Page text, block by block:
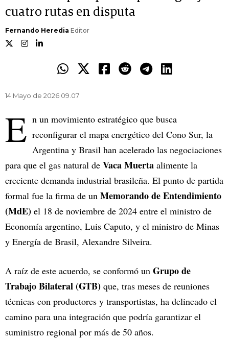
cuatro rutas en disputa
Fernando Heredia Editor
14 Mayo de 2026 09.07
E n un movimiento estratégico que busca
reconfigurar el mapa energético del Cono Sur, la
Argentina y Brasil han acelerado las negociaciones
para que el gas natural de Vaca Muerta alimente la
creciente demanda industrial brasileña. El punto de partida
formal fue la firma de un Memorando de Entendimiento
(MdE) el 18 de noviembre de 2024 entre el ministro de
Economía argentino, Luis Caputo, y el ministro de Minas
y Energía de Brasil, Alexandre Silveira.
A raíz de este acuerdo, se conformó un Grupo de
Trabajo Bilateral (GTB) que, tras meses de reuniones
técnicas con productores y transportistas, ha delineado el
camino para una integración que podría garantizar el
suministro regional por más de 50 años.